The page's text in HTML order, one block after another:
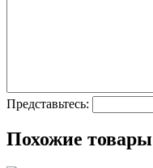
Представьтесь:
Похожие